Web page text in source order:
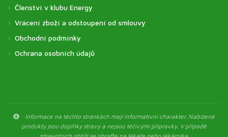
Členství v klubu Energy
Vrácení zboží a odstoupení od smlouvy
Obchodní podmínky
Ochrana osobních údajů
Informace na těchto stránkách mají informativní charakter. Nabízené
produkty jsou doplňky stravy a nejsou léčivými přípravky. V případě